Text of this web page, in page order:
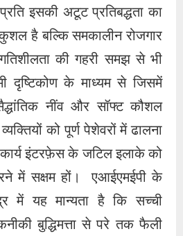
इसकी अटूट प्रतिबद्धता का
है बल्कि समकालीन रोजगार
की गहरी समझ से भी
दृष्टिकोण के माध्यम से जिसमें
नींव और सॉफ्ट कौशल
को पूर्ण पेशेवरों में ढालना
इंटरफ़ेस के जटिल इलाके को
में सक्षम हों। एआईएमईपी के
में यह मान्यता है कि सच्ची
बुद्धिमत्ता से परे तक फैली